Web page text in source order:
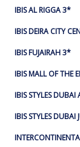
IBIS AL RIGGA 3*
IBIS DEIRA CITY
IBIS FUJAIRAH 3*
IBIS MALL OF THE
IBIS STYLES
IBIS STYLES DUBAI